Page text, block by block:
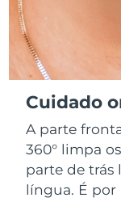
Cuidado
A parte
360° limpa
parte de trás
língua. É por
FOREO APP
SOBRE
Cazaquistão
Kuwait
Letônia
Líbano
Lituânia